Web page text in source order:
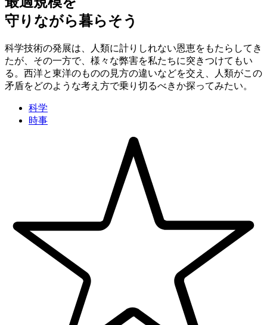
守りながら暮らそう
科学技術の発展は、人類に計りしれない恩恵をもたらしてき
たが、その一方で、様々な弊害を私たちに突きつけてもい
る。西洋と東洋のものの見方の違いなどを交え、人類がこの
矛盾をどのような考え方で乗り切るべきか探ってみたい。
科学
時事